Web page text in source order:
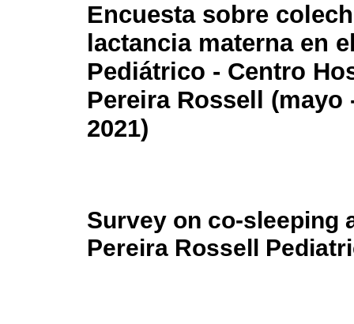
Encuesta sobre
lactancia materna en
Pediátrico - Centro
Pereira Rossell (mayo
2021)
Survey on co-sleeping
Pereira Rossell